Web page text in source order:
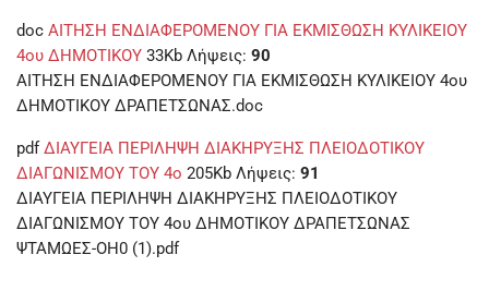
doc ΑΙΤΗΣΗ ΕΝΔΙΑΦΕΡΟΜΕΝΟΥ ΓΙΑ ΕΚΜΙΣΘΩΣΗ ΚΥΛΙΚΕΙΟΥ
4ου ΔΗΜΟΤΙΚΟΥ 33Kb Λήψεις: 90
ΑΙΤΗΣΗ ΕΝΔΙΑΦΕΡΟΜΕΝΟΥ ΓΙΑ ΕΚΜΙΣΘΩΣΗ ΚΥΛΙΚΕΙΟΥ 4ου
ΔΗΜΟΤΙΚΟΥ ΔΡΑΠΕΤΣΩΝΑΣ.doc
pdf ΔΙΑΥΓΕΙΑ ΠΕΡΙΛΗΨΗ ΔΙΑΚΗΡΥΞΗΣ ΠΛΕΙΟΔΟΤΙΚΟΥ
ΔΙΑΓΩΝΙΣΜΟΥ ΤΟΥ 4ο 205Kb Λήψεις: 91
ΔΙΑΥΓΕΙΑ ΠΕΡΙΛΗΨΗ ΔΙΑΚΗΡΥΞΗΣ ΠΛΕΙΟΔΟΤΙΚΟΥ
ΔΙΑΓΩΝΙΣΜΟΥ ΤΟΥ 4ου ΔΗΜΟΤΙΚΟΥ ΔΡΑΠΕΤΣΩΝΑΣ
ΨΤΑΜΩΕΣ-ΟΗ0 (1).pdf